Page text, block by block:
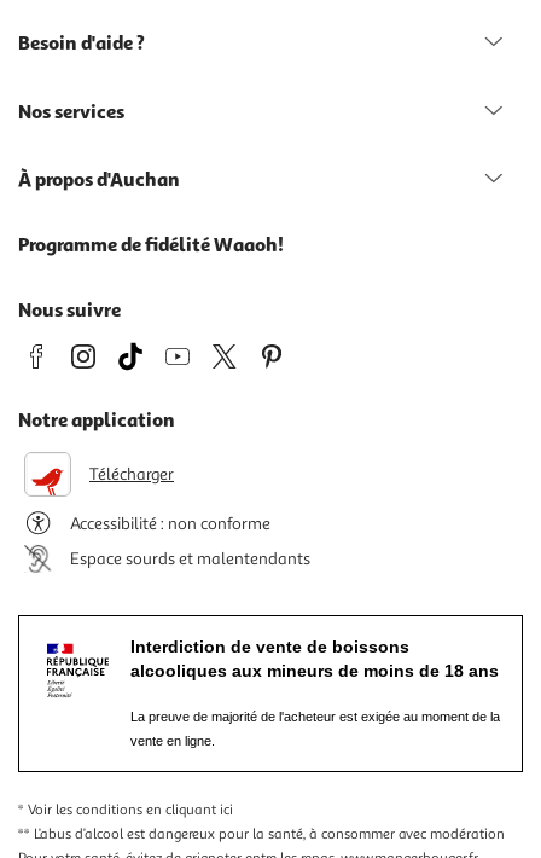
Besoin d'aide ?
Nos services
À propos d'Auchan
Programme de fidélité Waaoh!
Nous suivre
Notre application
Télécharger
Accessibilité : non conforme
Espace sourds et malentendants
Interdiction de vente de boissons
alcooliques aux mineurs de moins de 18 ans
La preuve de majorité de l'acheteur est exigée au moment de la
vente en ligne.
* Voir les conditions en cliquant ici
** L’abus d’alcool est dangereux pour la santé, à consommer avec modération